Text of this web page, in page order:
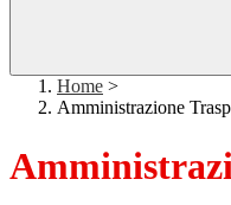
Home >
Amministrazione